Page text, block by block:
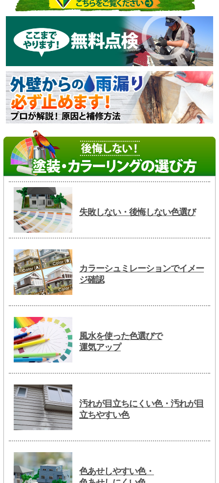
失敗しない・後悔しない色選び
カラーシュミレーションでイメー
ジ確認
風水を使った色選びで
運気アップ
汚れが目立ちにくい色・汚れが目
立ちやすい色
色あせしやすい色・